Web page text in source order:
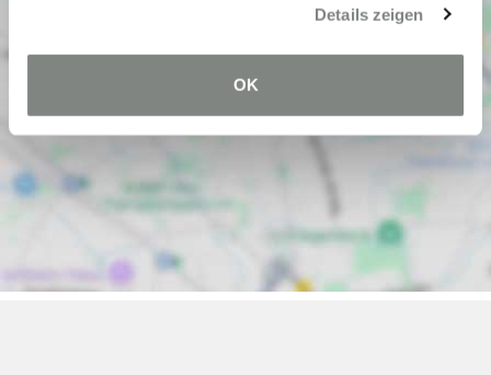
Details zeigen
OK